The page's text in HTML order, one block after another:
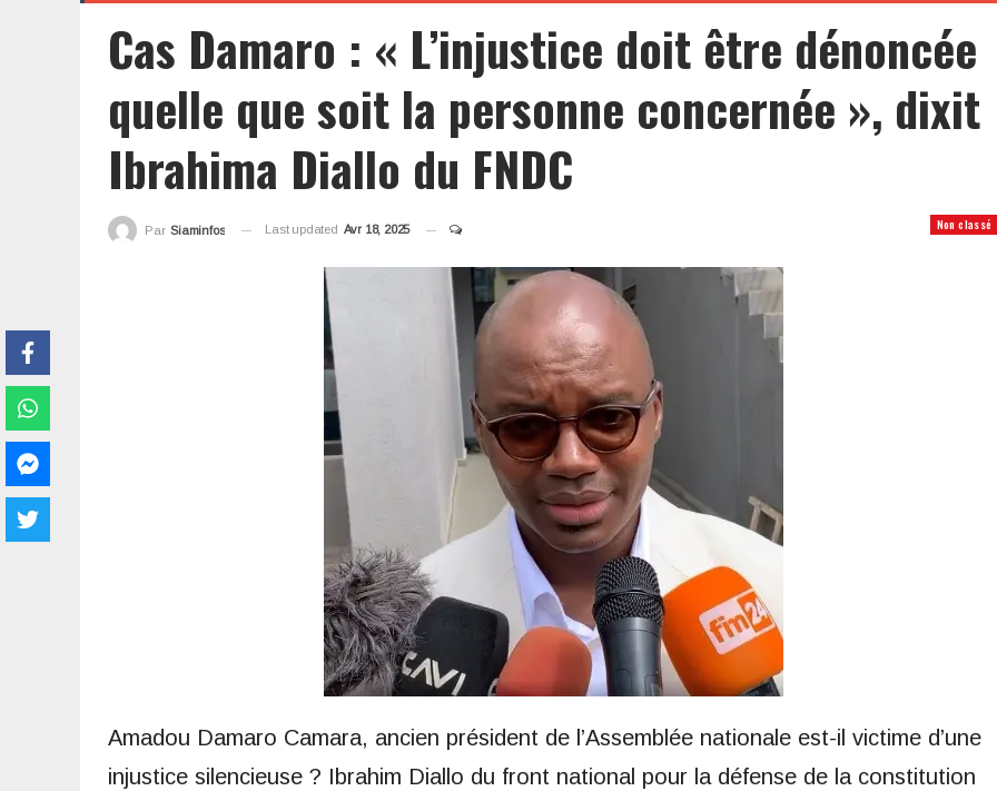
Cas Damaro : « L’injustice doit être dénoncée
quelle que soit la personne concernée », dixit
Ibrahima Diallo du FNDC
Non classé
Par Siaminfos Last updated Avr 18, 2025
Amadou Damaro Camara, ancien président de l’Assemblée nationale est-il victime d’une
injustice silencieuse ? Ibrahim Diallo du front national pour la défense de la constitution